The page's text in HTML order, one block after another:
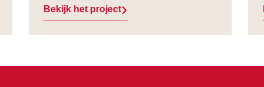
Bekijk het project